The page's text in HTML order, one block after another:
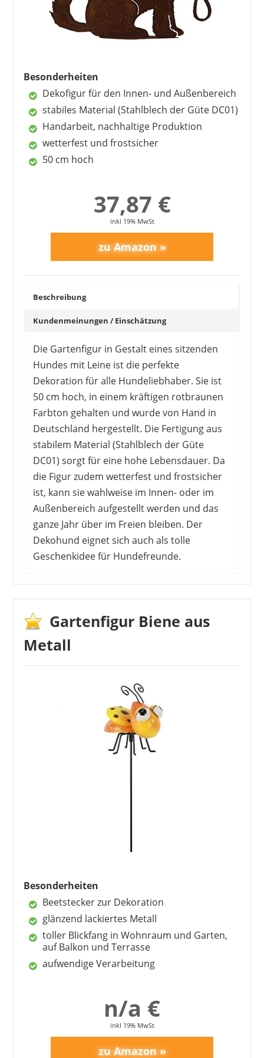
Besonderheiten
Dekofigur für den Innen- und Außenbereich
stabiles Material (Stahlblech der Güte DC01)
Handarbeit, nachhaltige Produktion
wetterfest und frostsicher
50 cm hoch
37,87 €
inkl 19% MwSt
Beschreibung
Kundenmeinungen / Einschätzung
Die Gartenfigur in Gestalt eines sitzenden
Hundes mit Leine ist die perfekte
Dekoration für alle Hundeliebhaber. Sie ist
50 cm hoch, in einem kräftigen rotbraunen
Farbton gehalten und wurde von Hand in
Deutschland hergestellt. Die Fertigung aus
stabilem Material (Stahlblech der Güte
DC01) sorgt für eine hohe Lebensdauer. Da
die Figur zudem wetterfest und frostsicher
ist, kann sie wahlweise im Innen- oder im
Außenbereich aufgestellt werden und das
ganze Jahr über im Freien bleiben. Der
Dekohund eignet sich auch als tolle
Geschenkidee für Hundefreunde.
Die Kundenbewertungen zur Hunde Gartenfigur
fallen durchweg positiv aus. Den Käufern gefällt
vor allem das niedliche Design des Hundes.
Auch die sorgfältige Verpackung und schnelle
Lieferung werden lobend hervorgehoben.
Gartenfigur Biene aus
Metall
Besonderheiten
Beetstecker zur Dekoration
glänzend lackiertes Metall
toller Blickfang in Wohnraum und Garten,
auf Balkon und Terrasse
aufwendige Verarbeitung
n/a €
inkl 19% MwSt